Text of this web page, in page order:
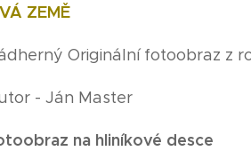
ZEMĚ
Originální fotoobraz z
- Ján Master
na hliníkové desce